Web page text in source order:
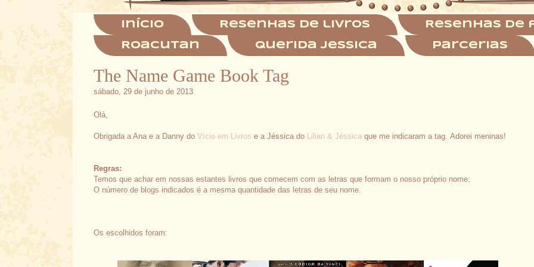
Início Resenhas de livros Resenhas
Roacutan Querida Jessica Parcerias
The Name Game Book Tag
sábado, 29 de junho de 2013
Olá,
Obrigada a Ana e a Danny do Vício em Livros e a Jéssica do Lilian & Jéssica que me indicaram a tag. Adorei meninas!
Regras:
Temos que achar em nossas estantes livros que comecem com as letras que formam o nosso próprio nome;
O número de blogs indicados é a mesma quantidade das letras de seu nome.
Os escolhidos foram: